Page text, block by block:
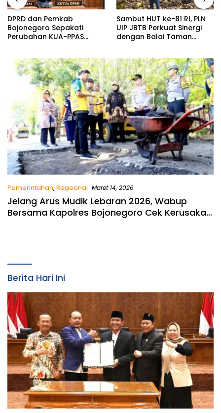
DPRD dan Pemkab
Bojonegoro Sepakati
Perubahan KUA-PPAS
Sambut HUT ke-81 RI, PLN
UIP JBTB Perkuat Sinergi
dengan Balai Taman
SUTET 500 kV Paiton–
Watudodol/Kalipuro
Pemerintahan, Regeonal Maret 14, 2026
Jelang Arus Mudik Lebaran 2026, Wabup
Bersama Kapolres Bojonegoro Cek Kerusakan
Berita Hari Ini